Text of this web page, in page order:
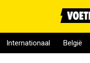
Internationaal België